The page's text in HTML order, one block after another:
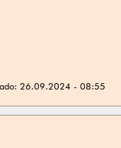
26.09.2024 - 08:55